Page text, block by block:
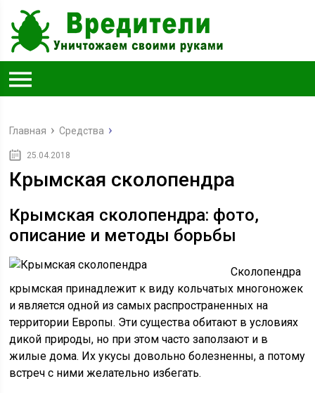
Главная Средства
25.04.2018
Крымская сколопендра
Крымская сколопендра: фото,
описание и методы борьбы
Сколопендра
крымская принадлежит к виду кольчатых многоножек
и является одной из самых распространенных на
территории Европы. Эти существа обитают в условиях
дикой природы, но при этом часто заползают и в
жилые дома. Их укусы довольно болезненны, а потому
встреч с ними желательно избегать.